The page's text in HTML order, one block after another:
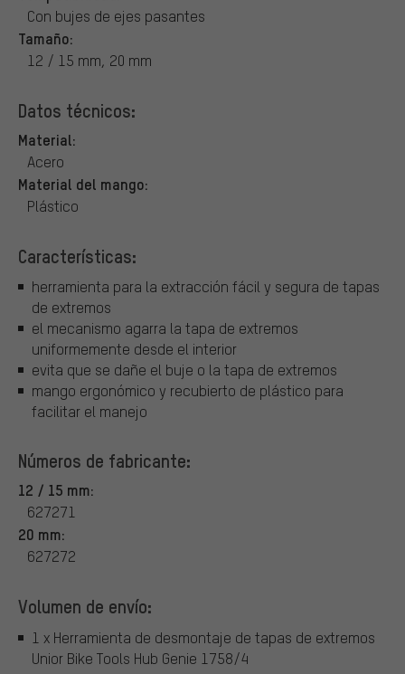
Con bujes de ejes pasantes
Tamaño:
12 / 15 mm, 20 mm
Datos técnicos:
Material:
Acero
Material del mango:
Plástico
Características:
herramienta para la extracción fácil y segura de tapas
de extremos
el mecanismo agarra la tapa de extremos
uniformemente desde el interior
evita que se dañe el buje o la tapa de extremos
mango ergonómico y recubierto de plástico para
facilitar el manejo
Números de fabricante:
12 / 15 mm:
627271
20 mm:
627272
Volumen de envío:
1 x Herramienta de desmontaje de tapas de extremos
Unior Bike Tools Hub Genie 1758/4